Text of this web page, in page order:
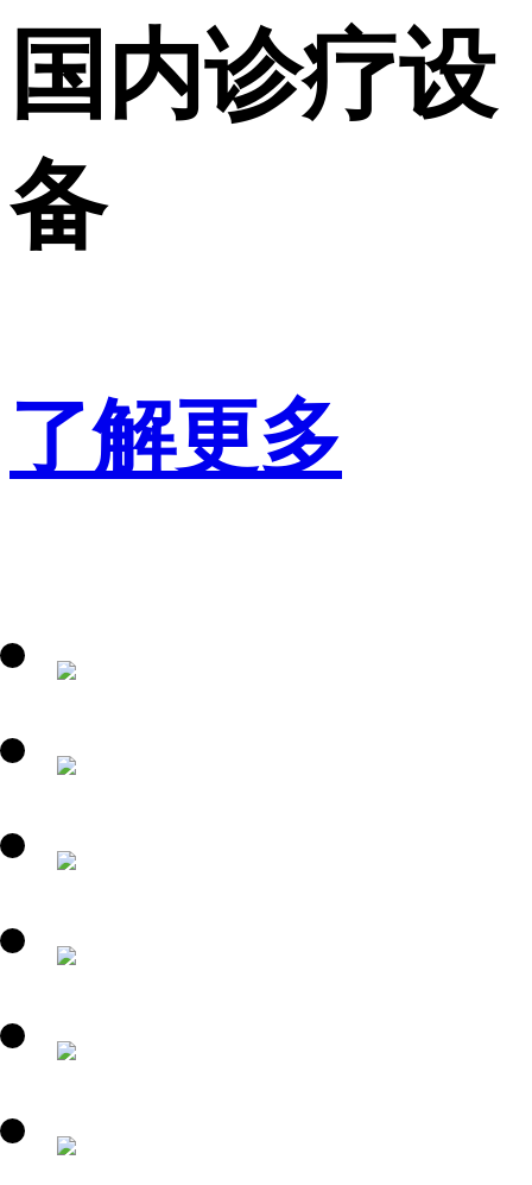
国内诊疗设
备
了解更多